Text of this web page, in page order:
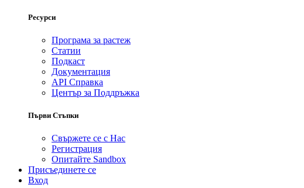
Ресурси
Програма за растеж
Статии
Подкаст
Документация
API Справка
Център за Поддръжка
Първи Стъпки
Свържете се с Нас
Регистрация
Опитайте Sandbox
Присъединете се
Вход